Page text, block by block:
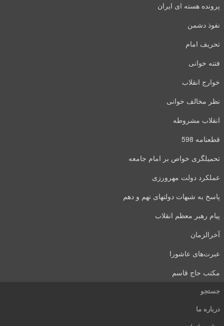
پرونده هسته ای ایران
نفوذ دشمن
تحریف امام
فتنه خوانی
خوارج انقلاب
نظر مخالف خوانی
انقلاب مشروطه
قطعنامه 598
تحمیلگری خواص بر امام جامعه
عملکرد دولت مهرورزی
پاسخ به شبهات دولتهای نهم و دهم
پیام رهبر معظم انقلاب
آخرالزمان
عبرت‌های عاشورا
مکتب حاج قاسم
جستجو
درباره ما